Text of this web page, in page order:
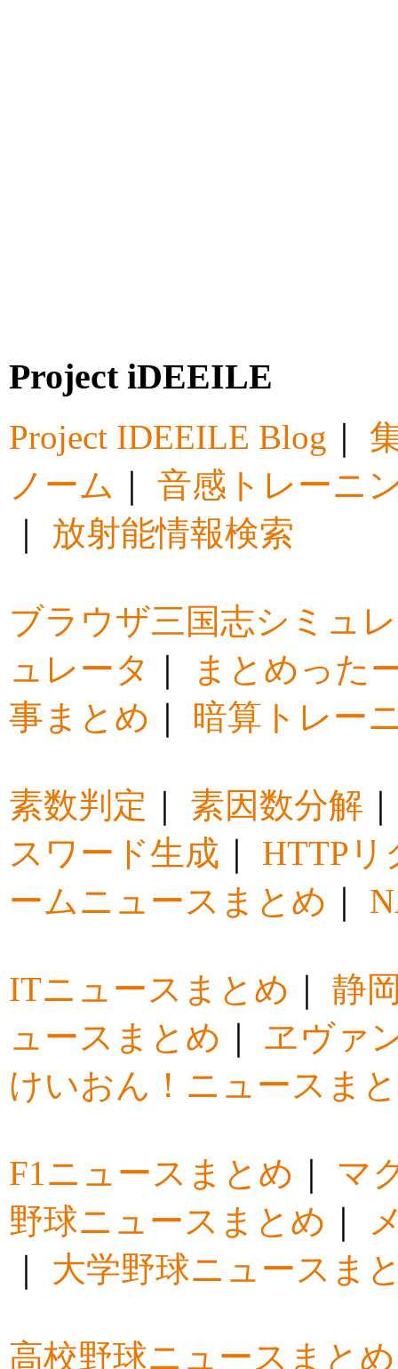
Project iDEEILE
Project IDEEILE Blog
ノーム
音感トレーニ
放射能情報検索
ブラウザ三国志シミュ
ュレータ
まとめった
事まとめ
暗算トレー
素数判定 素因数分解
スワード生成
HTTP
ームニュースまとめ
ITニュースまとめ
静
ュースまとめ
ヱヴァ
けいおん！ニュースま
F1ニュースまとめ
マ
野球ニュースまとめ
大学野球ニュースま
高校野球ニュースまとめ